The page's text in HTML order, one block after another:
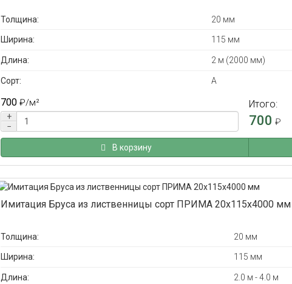
Толщина: 20 мм
Ширина: 115 мм
Длина: 2 м (2000 мм)
Сорт: А
700 ₽/м²
+
−
Итого:
700 ₽
В корзину
Имитация Бруса из лиственницы сорт ПРИМА 20x115x4000 мм
Толщина: 20 мм
Ширина: 115 мм
Длина: 2.0 м - 4.0 м